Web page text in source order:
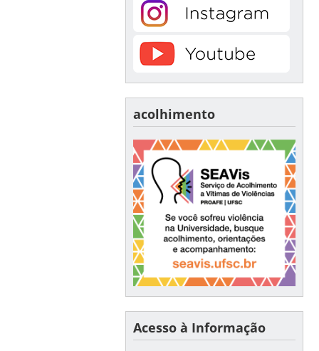
acolhimento
Acesso à Informação